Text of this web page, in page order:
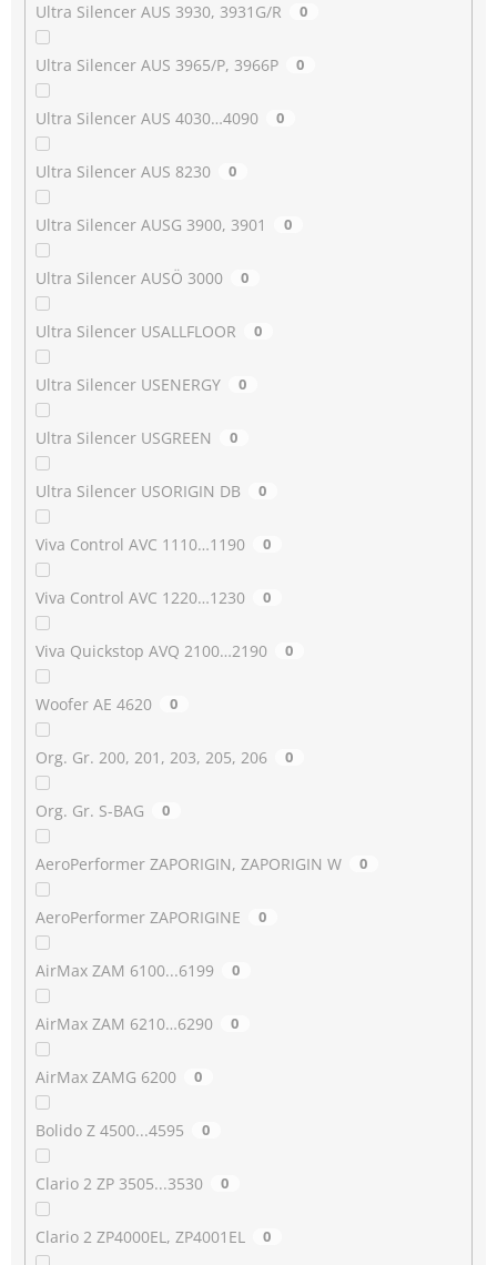
Ultra Silencer AUS 3930, 3931G/R 0
Ultra Silencer AUS 3965/P, 3966P 0
Ultra Silencer AUS 4030…4090 0
Ultra Silencer AUS 8230 0
Ultra Silencer AUSG 3900, 3901 0
Ultra Silencer AUSÖ 3000 0
Ultra Silencer USALLFLOOR 0
Ultra Silencer USENERGY 0
Ultra Silencer USGREEN 0
Ultra Silencer USORIGIN DB 0
Viva Control AVC 1110…1190 0
Viva Control AVC 1220…1230 0
Viva Quickstop AVQ 2100…2190 0
Woofer AE 4620 0
Org. Gr. 200, 201, 203, 205, 206 0
Org. Gr. S-BAG 0
AeroPerformer ZAPORIGIN, ZAPORIGIN W 0
AeroPerformer ZAPORIGINE 0
AirMax ZAM 6100...6199 0
AirMax ZAM 6210…6290 0
AirMax ZAMG 6200 0
Bolido Z 4500...4595 0
Clario 2 ZP 3505...3530 0
Clario 2 ZP4000EL, ZP4001EL 0